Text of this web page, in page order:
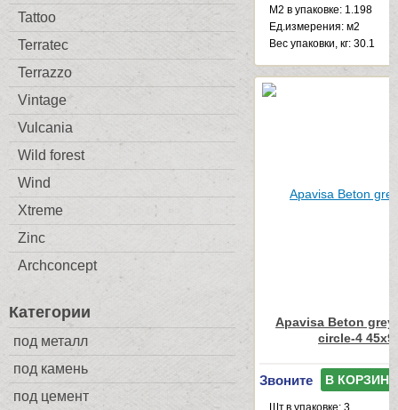
Tattoo
Terratec
Terrazzo
Vintage
Vulcania
Wild forest
Wind
Xtreme
Zinc
Archconcept
Категории
под металл
под камень
под цемент
М2 в упаковке: 1.198
Ед.измерения: м2
Веc упаковки, кг: 30.1
Apavisa Beton
circle-4
Звоните В КОРЗИНУ
Шт.в упаковке: 3